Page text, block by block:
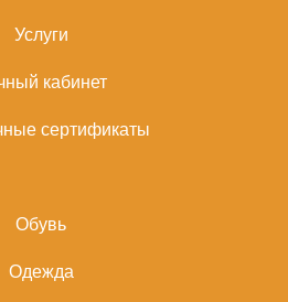
Услуги
кабинет
сертификаты
Обувь
Одежда